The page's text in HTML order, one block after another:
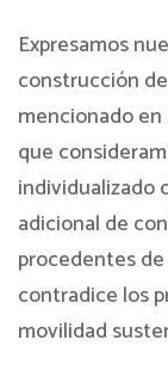
Expresamos
construcción
mencionado
que
individualizado
adicional de
procedentes
contradice los
movilidad